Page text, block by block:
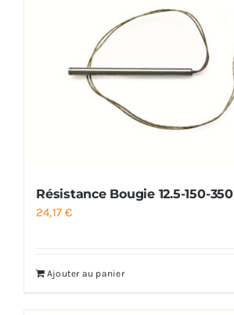
Résistance Bougie 12.5-150-350
24,17€
Ajouter au panier